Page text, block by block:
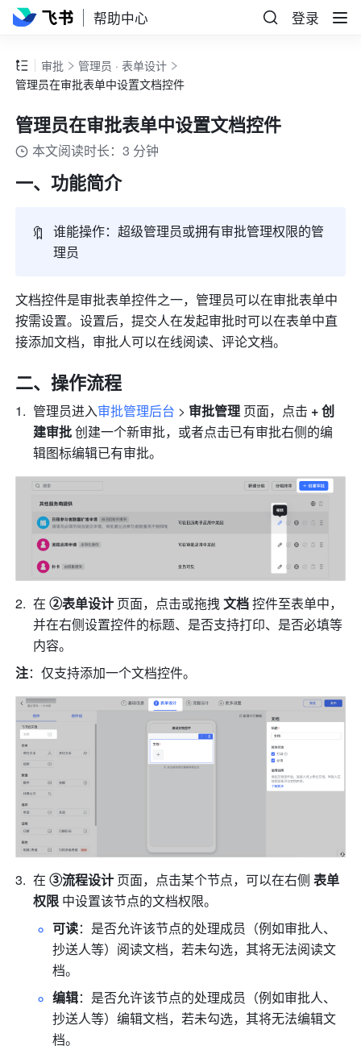
帮助中心 登录
审批
管理员 · 表单设计
管理员在审批表单中设置文档控件
管理员在审批表单中设置文档控件
本文阅读时长：3 分钟
一、功能简介
🔖
谁能操作：超级管理员或拥有审批管理权限的管
理员
文档控件是审批表单控件之一，管理员可以在审批表单中
按需设置。设置后，提交人在发起审批时可以在表单中直
接添加文档，审批人可以在线阅读、评论文档。
二、操作流程
管理员进入审批管理后台 > 审批管理 页面，点击 + 创
建审批 创建一个新审批，或者点击已有审批右侧的编
辑图标编辑已有审批。
在 ②表单设计 页面， 点击或拖拽 文档 控件至表单中，
并在右侧设置控件的标题、是否支持打印、是否必填等
内容。
注：仅支持添加一个文档控件。
在 ③流程设计 页面，点击某个节点，可以在右侧 表单
权限 中设置该节点的文档权限。
可读：是否允许该节点的处理成员（例如审批人、
抄送人等）阅读文档，若未勾选，其将无法阅读文
档。
编辑：是否允许该节点的处理成员（例如审批人、
抄送人等）编辑文档，若未勾选，其将无法编辑文
档。